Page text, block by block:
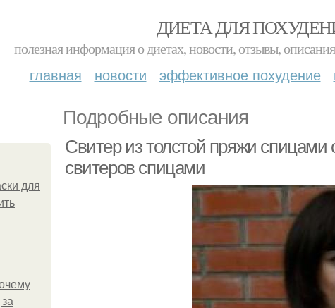
ДИЕТА ДЛЯ
полезная информация о диетах, новости, отзывы,
главная новости эффективное похудение
Подробные описания
для
Свитер из толстой пряжи
свитеров спицами